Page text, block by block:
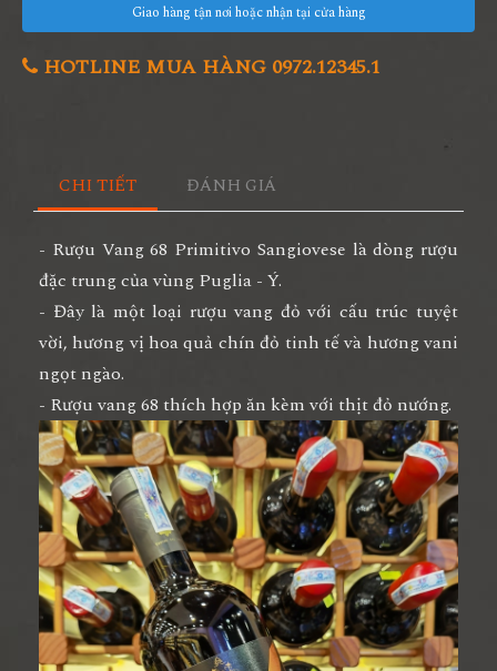
Giao hàng tận nơi hoặc nhận tại cửa hàng
HOTLINE MUA HÀNG 0972.12345.1
CHI TIẾT ĐÁNH GIÁ
- Rượu Vang 68 Primitivo Sangiovese là dòng rượu
đặc trung của vùng Puglia - Ý.
- Đây là một loại rượu vang đỏ với cấu trúc tuyệt
vời, hương vị hoa quả chín đỏ tinh tế và hương vani
ngọt ngào.
- Rượu vang 68 thích hợp ăn kèm với thịt đỏ nướng.